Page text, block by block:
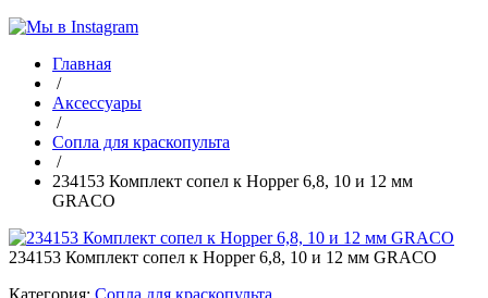
Главная
/
Аксессуары
/
Сопла для краскопульта
/
234153 Комплект сопел к Hopper 6,8, 10 и 12 мм
GRACO
234153 Комплект сопел к Hopper 6,8, 10 и 12 мм GRACO
Категория: Сопла для краскопульта